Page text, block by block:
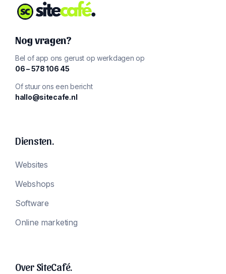
Nog vragen?
Bel of app ons gerust op werkdagen op
‪06 – 578 106 45‬
Of stuur ons een bericht
hallo@sitecafe.nl
Diensten.
Websites
Webshops
Software
Online marketing
Over SiteCafé.